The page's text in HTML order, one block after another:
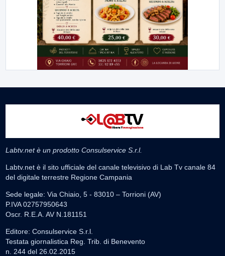
Labtv.net è un prodotto Consulservice S.r.l.
Labtv.net è il sito ufficiale del canale televisivo di Lab Tv canale 84
del digitale terrestre Regione Campania
Sede legale: Via Chiaio, 5 - 83010 – Torrioni (AV)
P.IVA 02757950643
Oscr. R.E.A. AV N.181151
Editore: Consulservice S.r.l.
Testata giornalistica Reg. Trib. di Benevento
n. 244 del 26.02.2015